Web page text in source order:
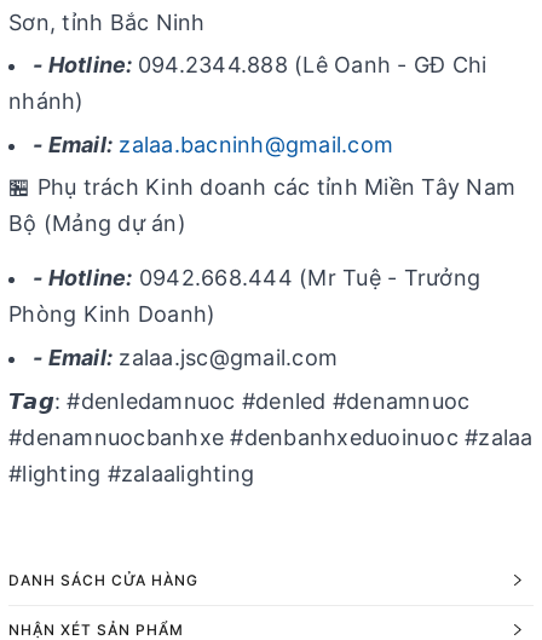
Sơn, tỉnh Bắc Ninh
- Hotline: 094.2344.888 (Lê Oanh - GĐ Chi
nhánh)
- Email: zalaa.bacninh@gmail.com
🏪 Phụ trách Kinh doanh các tỉnh Miền Tây Nam
Bộ (Mảng dự án)
- Hotline: 0942.668.444 (Mr Tuệ - Trưởng
Phòng Kinh Doanh)
- Email: zalaa.jsc@gmail.com
𝙏𝙖𝙜: #denledamnuoc #denled #denamnuoc
#denamnuocbanhxe #denbanhxeduoinuoc #zalaa
#lighting #zalaalighting
DANH SÁCH CỬA HÀNG
NHẬN XÉT SẢN PHẨM